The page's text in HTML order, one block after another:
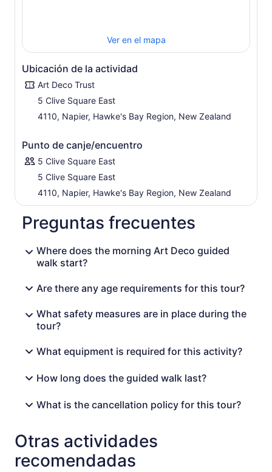
Ver en el mapa
Ubicación de la actividad
Art Deco Trust
5 Clive Square East
4110, Napier, Hawke's Bay Region, New Zealand
Punto de canje/encuentro
5 Clive Square East
5 Clive Square East
4110, Napier, Hawke's Bay Region, New Zealand
Preguntas frecuentes
Where does the morning Art Deco guided
walk start?
Are there any age requirements for this tour?
What safety measures are in place during the
tour?
What equipment is required for this activity?
How long does the guided walk last?
What is the cancellation policy for this tour?
Otras actividades
recomendadas